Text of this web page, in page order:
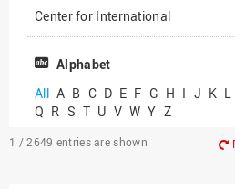
Center for International
Mobility
Center for International
Chancengerechtigkeit
eLearning Competence
Alphabet
All A B C D E F G H I J K L
Q R S T U V W Y Z
1 / 2649 entries are shown